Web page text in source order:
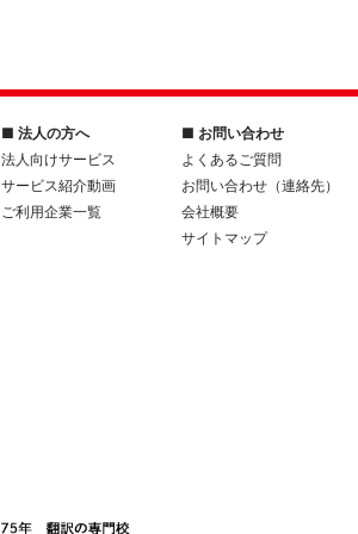
■ 法人の方へ
法人向けサービス
サービス紹介動画
ご利用企業一覧
■ お問い合わせ
よくあるご質問
お問い合わせ（連絡先）
会社概要
サイトマップ